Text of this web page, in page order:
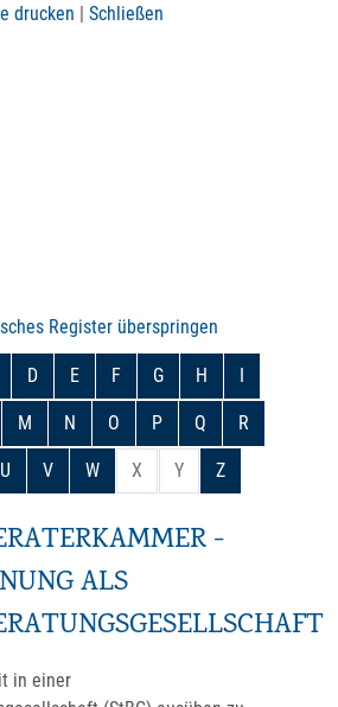
drucken | Schließen
Register überspringen
D E F G H I
M N O P Q R
U V W X Y Z
-
ALS
in einer